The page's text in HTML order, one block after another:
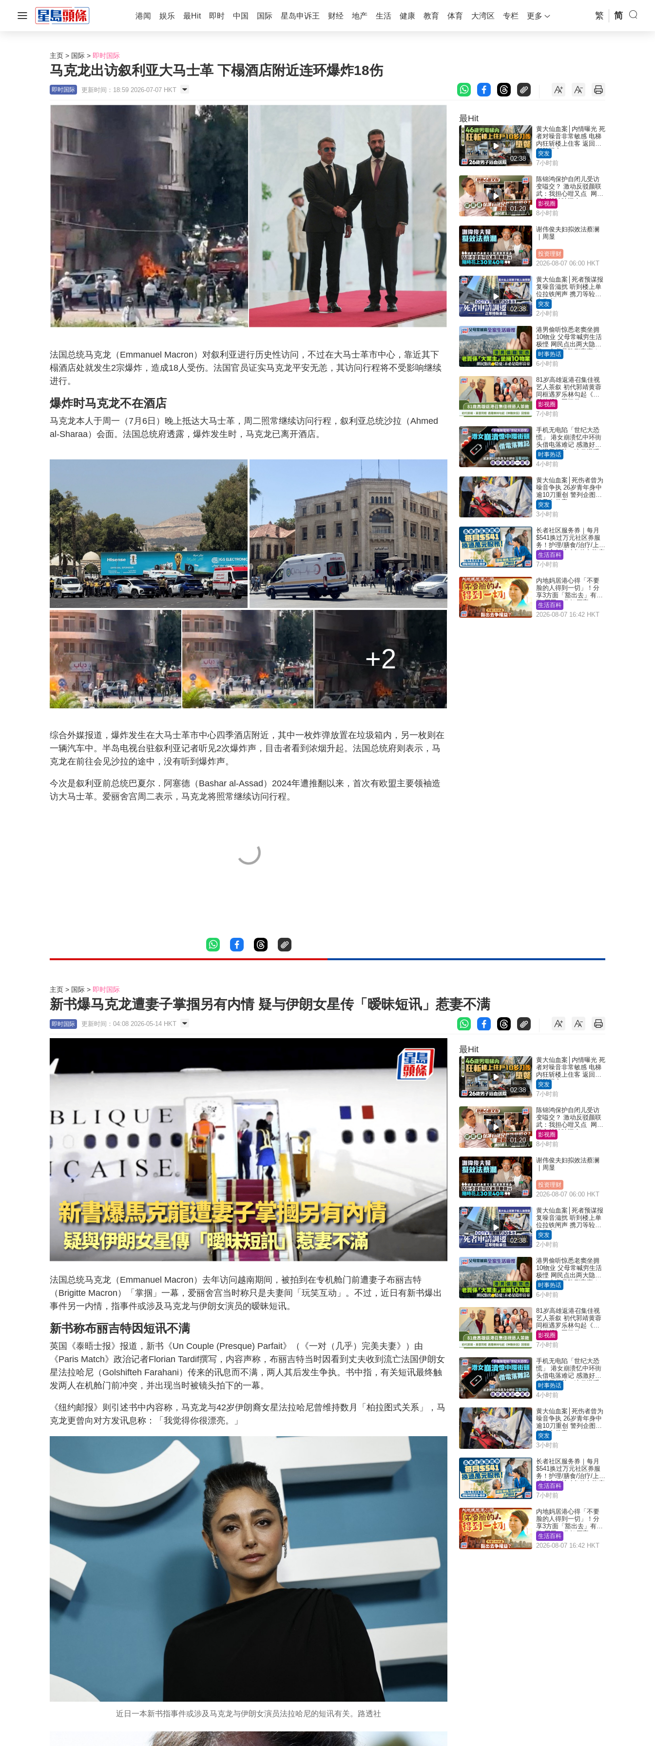
港闻 娱乐 最Hit 即时 中国 国际 星岛申诉王 财经 地产 生活 健康 教育 体育 大湾区 专栏 更多 繁 简
主页 国际 即时国际
马克龙出访叙利亚大马士革 下榻酒店附近连环爆炸18伤
即时国际 更新时间：18:59 2026-07-07 HKT
法国总统马克龙（Emmanuel Macron）对叙利亚进行历史性访问，不过在大马士革市中心，靠近其下
榻酒店处就发生2宗爆炸，造成18人受伤。法国官员证实马克龙平安无恙，其访问行程将不受影响继续
进行。
爆炸时马克龙不在酒店
马克龙本人于周一（7月6日）晚上抵达大马士革，周二照常继续访问行程，叙利亚总统沙拉（Ahmed
al-Sharaa）会面。法国总统府透露，爆炸发生时，马克龙已离开酒店。
+2
综合外媒报道，爆炸发生在大马士革市中心四季酒店附近，其中一枚炸弹放置在垃圾箱内，另一枚则在
一辆汽车中。半岛电视台驻叙利亚记者听见2次爆炸声，目击者看到浓烟升起。法国总统府则表示，马
克龙在前往会见沙拉的途中，没有听到爆炸声。
今次是叙利亚前总统巴夏尔．阿塞德（Bashar al-Assad）2024年遭推翻以来，首次有欧盟主要领袖造
访大马士革。爱丽舍宫周二表示，马克龙将照常继续访问行程。
最Hit
02:38
黄大仙血案│内情曝光 死
者对噪音非常敏感 电梯
内狂斩楼上住客 返回住
所堕楼亡
突发
7小时前
01:20
陈锦鸿保护自闭儿受访
变嗌交？ 激动反驳颜联
武：我担心咁又点 网民
批主持咄咄逼人
影视圈
8小时前
谢伟俊夫妇拟效法蔡澜
｜周显
投资理财
2026-08-07 06:00 HKT
02:38
黄大仙血案│死者预谋报
复噪音滋扰 听到楼上单
位拉铁闸声 携刀等䢂伏
击伤者
突发
2小时前
港男偷听惊悉老窦坐拥
10物业 父母常喊穷生活
极悭 网民点出两大隐
忧：未必是隐形富豪｜
Juicy叮
时事热话
6小时前
81岁高雄返港召集佳视
艺人茶叙 初代郭靖黄蓉
同框遇罗乐林勾起《神
雕侠侣》回忆杀
影视圈
7小时前
手机无电陷「世纪大恐
慌」 港女崩溃忆中环街
头借电落难记 感激好心
人温馨相助：这份温暖
记一辈子｜Juicy叮
时事热话
4小时前
黄大仙血案│死伤者曾为
噪音争执 26岁青年身中
逾10刀重创 警列企图谋
杀及自杀案
突发
3小时前
长者社区服务券｜每月
$541换过万元社区券服
务！护理/膳食/治疗/上门
或中心任拣 1条件免资产
审查（附申请资格及教
学）
生活百科
7小时前
内地妈居港心得「不要
脸的人得到一切」！分
享3方面「豁出去」有著
数 网民：你好厉害
生活百科
2026-08-07 16:42 HKT
主页 国际 即时国际
新书爆马克龙遭妻子掌掴另有内情 疑与伊朗女星传「暧昧短讯」惹妻不满
即时国际 更新时间：04:08 2026-05-14 HKT
法国总统马克龙（Emmanuel Macron）去年访问越南期间，被拍到在专机舱门前遭妻子布丽吉特
（Brigitte Macron）「掌掴」一幕，爱丽舍宫当时称只是夫妻间「玩笑互动」。不过，近日有新书爆出
事件另一内情，指事件或涉及马克龙与伊朗女演员的暧昧短讯。
新书称布丽吉特因短讯不满
英国《泰晤士报》报道，新书《Un Couple (Presque) Parfait》（《一对（几乎）完美夫妻》）由
《Paris Match》政治记者Florian Tardif撰写，内容声称，布丽吉特当时因看到丈夫收到流亡法国伊朗女
星法拉哈尼（Golshifteh Farahani）传来的讯息而不满，两人其后发生争执。书中指，有关短讯最终触
发两人在机舱门前冲突，并出现当时被镜头拍下的一幕。
《纽约邮报》则引述书中内容称，马克龙与42岁伊朗裔女星法拉哈尼曾维持数月「柏拉图式关系」，马
克龙更曾向对方发讯息称：「我觉得你很漂亮。」
近日一本新书指事件或涉及马克龙与伊朗女演员法拉哈尼的短讯有关。路透社
最Hit
02:38
黄大仙血案│内情曝光 死
者对噪音非常敏感 电梯
内狂斩楼上住客 返回住
所堕楼亡
突发
7小时前
01:20
陈锦鸿保护自闭儿受访
变嗌交？ 激动反驳颜联
武：我担心咁又点 网民
批主持咄咄逼人
影视圈
8小时前
谢伟俊夫妇拟效法蔡澜
｜周显
投资理财
2026-08-07 06:00 HKT
02:38
黄大仙血案│死者预谋报
复噪音滋扰 听到楼上单
位拉铁闸声 携刀等䢂伏
击伤者
突发
2小时前
港男偷听惊悉老窦坐拥
10物业 父母常喊穷生活
极悭 网民点出两大隐
忧：未必是隐形富豪｜
Juicy叮
时事热话
6小时前
81岁高雄返港召集佳视
艺人茶叙 初代郭靖黄蓉
同框遇罗乐林勾起《神
雕侠侣》回忆杀
影视圈
7小时前
手机无电陷「世纪大恐
慌」 港女崩溃忆中环街
头借电落难记 感激好心
人温馨相助：这份温暖
记一辈子｜Juicy叮
时事热话
4小时前
黄大仙血案│死伤者曾为
噪音争执 26岁青年身中
逾10刀重创 警列企图谋
杀及自杀案
突发
3小时前
长者社区服务券｜每月
$541换过万元社区券服
务！护理/膳食/治疗/上门
或中心任拣 1条件免资产
审查（附申请资格及教
学）
生活百科
7小时前
内地妈居港心得「不要
脸的人得到一切」！分
享3方面「豁出去」有著
数 网民：你好厉害
生活百科
2026-08-07 16:42 HKT